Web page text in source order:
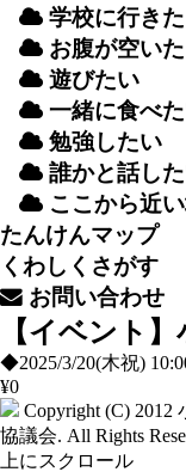
学校に行き
お腹が空いた
遊びたい
一緒に食べ
勉強したい
誰かと話し
ここから近い
たんけんマップ
くわしくさがす
お問い合わせ
【イベント
◆2025/3/20(木祝)
¥0
Copyright (C) 2012
協議会. All Rights
上にスクロール